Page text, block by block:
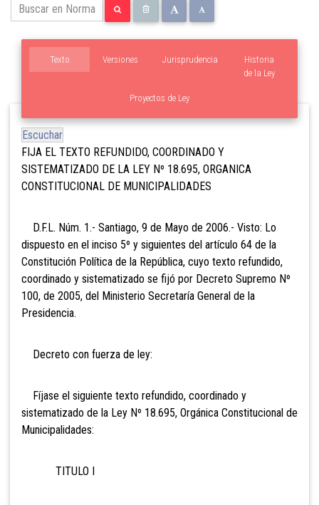
Texto Versiones
Proyectos de Ley
Historia
de la Ley
Jurisprudencia
Escuchar
FIJA EL TEXTO REFUNDIDO, COORDINADO Y
SISTEMATIZADO DE LA LEY Nº 18.695, ORGANICA
CONSTITUCIONAL DE MUNICIPALIDADES
D.F.L. Núm. 1.- Santiago, 9 de Mayo de 2006.- Visto: Lo
dispuesto en el inciso 5º y siguientes del artículo 64 de la
Constitución Política de la República, cuyo texto refundido,
coordinado y sistematizado se fijó por Decreto Supremo Nº
100, de 2005, del Ministerio Secretaría General de la
Presidencia.
Decreto con fuerza de ley:
Fíjase el siguiente texto refundido, coordinado y
sistematizado de la Ley Nº 18.695, Orgánica Constitucional de
Municipalidades:
TITULO I